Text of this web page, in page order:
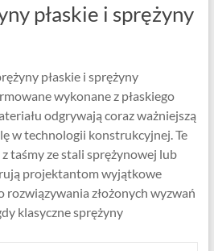
płaskie i sprężyny
płaskie i sprężyny
wykonane z płaskiego
odgrywają coraz ważniejszą
w technologii konstrukcyjnej. Te
taśmy ze stali sprężynowej lub
projektantom wyjątkowe
rozwiązywania złożonych wyzwań
klasyczne sprężyny